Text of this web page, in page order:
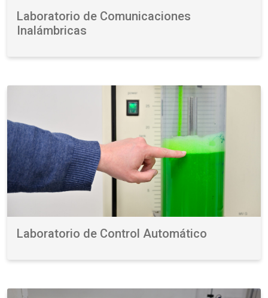
Laboratorio de Comunicaciones
Inalámbricas
Laboratorio de Control Automático